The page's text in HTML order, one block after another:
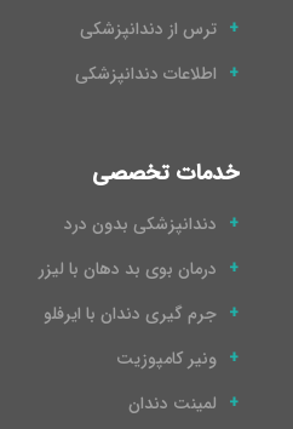
ترس از دندانپزشکی
اطلاعات دندانپزشکی
خدمات تخصصی
دندانپزشکی بدون درد
درمان بوی بد دهان با لیزر
جرم گیری دندان با ایرفلو
ونیر کامپوزیت
لمینت دندان